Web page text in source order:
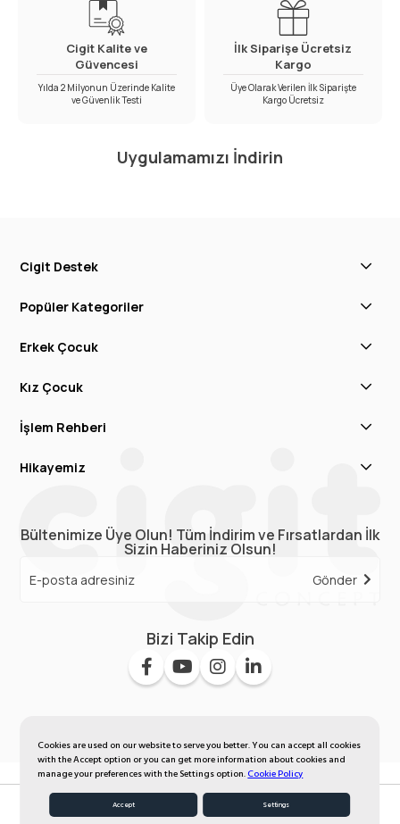
Cookies are used on our website to serve you better. You can accept all cookies
with the Accept option or you can get more information about cookies and
manage your preferences with the Settings option.Cookie Policy
Accept Settings
Cigit Kalite ve
Güvencesi
Yılda 2 Milyonun Üzerinde Kalite
ve Güvenlik Testi
İlk Siparişe Ücretsiz
Kargo
Üye Olarak Verilen İlk Siparişte
Kargo Ücretsiz
Uygulamamızı İndirin
Cigit Destek
Popüler Kategoriler
Erkek Çocuk
Kız Çocuk
İşlem Rehberi
Hikayemiz
Bültenimize Üye Olun! Tüm İndirim ve Fırsatlardan İlk
Sizin Haberiniz Olsun!
Gönder
Bizi Takip Edin
Homepage My Favorites Member Log In